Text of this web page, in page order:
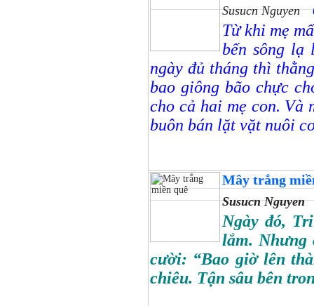
Susucn Nguyen
Từ khi mẹ
bến sông lạ
ngày đủ tháng thì
bao giông bão chực
cho cả hai mẹ con. Và
buôn bán lặt vặt nuôi
Mây trắng
Susucn Nguyen
Ngày đó,
lắm. Nhưng
cười: “Bao giờ lên
chiêu. Tận sâu bên